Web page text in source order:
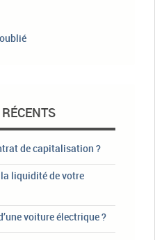
de capitalisation ?
liquidité de votre
voiture électrique ?